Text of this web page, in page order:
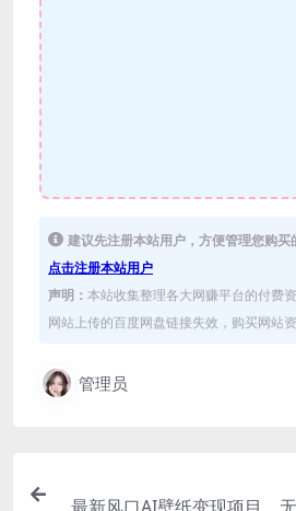
建议先注册本站用户，方便管理您购买
点击注册本站用户
声明： 本站收集整理各大网赚平台的付费
网站上传的百度网盘链接失效，购买网站
管理员
最新风口AI壁纸变现项目，